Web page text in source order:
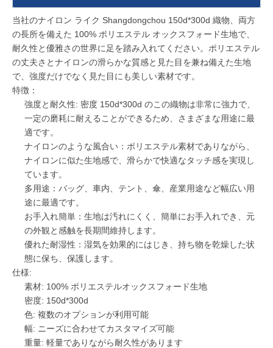
当社のナイロン ライク Shangdongchou 150d*300d 織物、両方
の長所を備えた 100% ポリエステル オックスフォード生地で、
耐久性と優雅さの世界に足を踏み入れてください。ポリエステル
の丈夫さとナイロンの滑らかな質感と見た目を兼ね備えた生地
で、強度だけでなく見た目にも美しい素材です。
特徴：
強度と耐久性: 密度 150d*300d のこの織物は非常に強力で、
一定の磨耗に耐えることができるため、さまざまな用途に最
適です。
ナイロンのような風合い：ポリエステル素材でありながら、
ナイロンに似た生地感で、滑らかで快適なタッチ感を実現し
ています。
多用途：バッグ、車内、テント、傘、産業用途など幅広い用
途に最適です。
お手入れ簡単：生地は汚れにくく、簡単にお手入れでき、元
の外観と感触を長期間維持します。
優れた耐湿性：湿気を効果的にはじき、持ち物を乾燥した状
態に保ち、保護します。
仕様:
素材: 100% ポリエステルオックスフォード生地
密度: 150d*300d
色: 複数のオプションが利用可能
幅: ニーズに合わせてカスタマイズ可能
重量: 軽量でありながら耐久性があります